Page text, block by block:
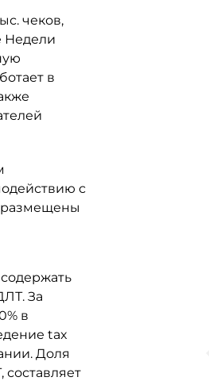
чеков,
Недели
в
с
размещены
За
в
tax
Доля